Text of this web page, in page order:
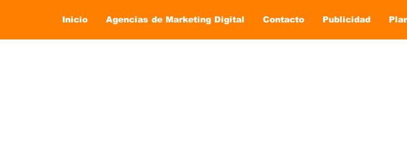
Inicio Agencias de Marketing Digital Contacto Publicidad